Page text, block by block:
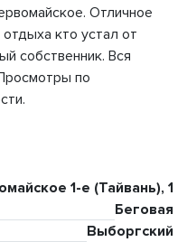
Отличное
кто устал от
собственник. Вся
по
1-е (Тайвань), 1
Беговая
Выборгский